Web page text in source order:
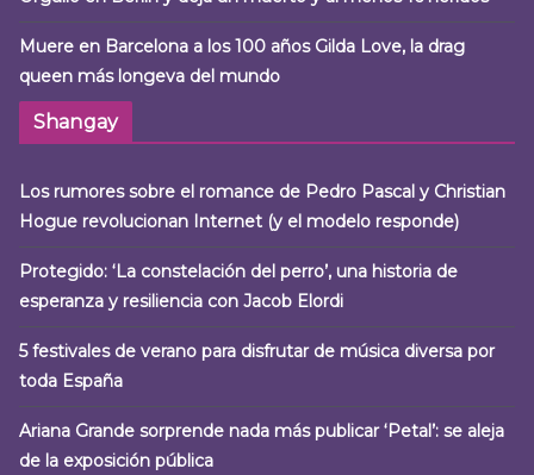
Muere en Barcelona a los 100 años Gilda Love, la drag
queen más longeva del mundo
Shangay
Los rumores sobre el romance de Pedro Pascal y Christian
Hogue revolucionan Internet (y el modelo responde)
Protegido: ‘La constelación del perro’, una historia de
esperanza y resiliencia con Jacob Elordi
5 festivales de verano para disfrutar de música diversa por
toda España
Ariana Grande sorprende nada más publicar ‘Petal’: se aleja
de la exposición pública